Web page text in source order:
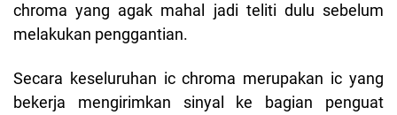
chroma yang agak mahal jadi teliti dulu sebelum
melakukan penggantian.
Secara keseluruhan ic chroma merupakan ic yang
bekerja mengirimkan sinyal ke bagian penguat